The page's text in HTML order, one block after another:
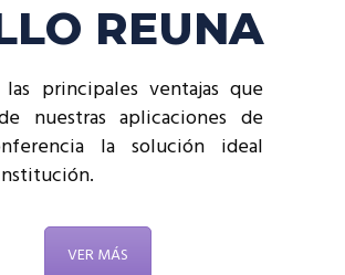
REUNA
las principales ventajas que
nuestras aplicaciones de
la solución ideal
VER MÁS